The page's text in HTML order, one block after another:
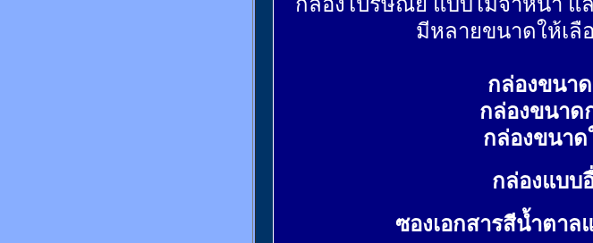
มีหลายขนาดให้เลื
กล่องขนาด
กล่องขนาด
กล่องขนา
กล่องแบบ
ซองเอกสารสีน้ำตาล